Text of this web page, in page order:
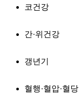
코건강
간·위건강
갱년기
혈행·혈압·혈당